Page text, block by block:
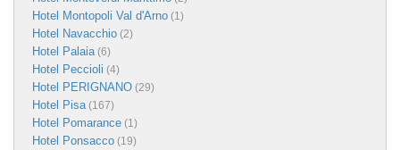
Hotel Montopoli Val d'Arno (1)
Hotel Navacchio (2)
Hotel Palaia (6)
Hotel Peccioli (4)
Hotel PERIGNANO (29)
Hotel Pisa (167)
Hotel Pomarance (1)
Hotel Ponsacco (19)